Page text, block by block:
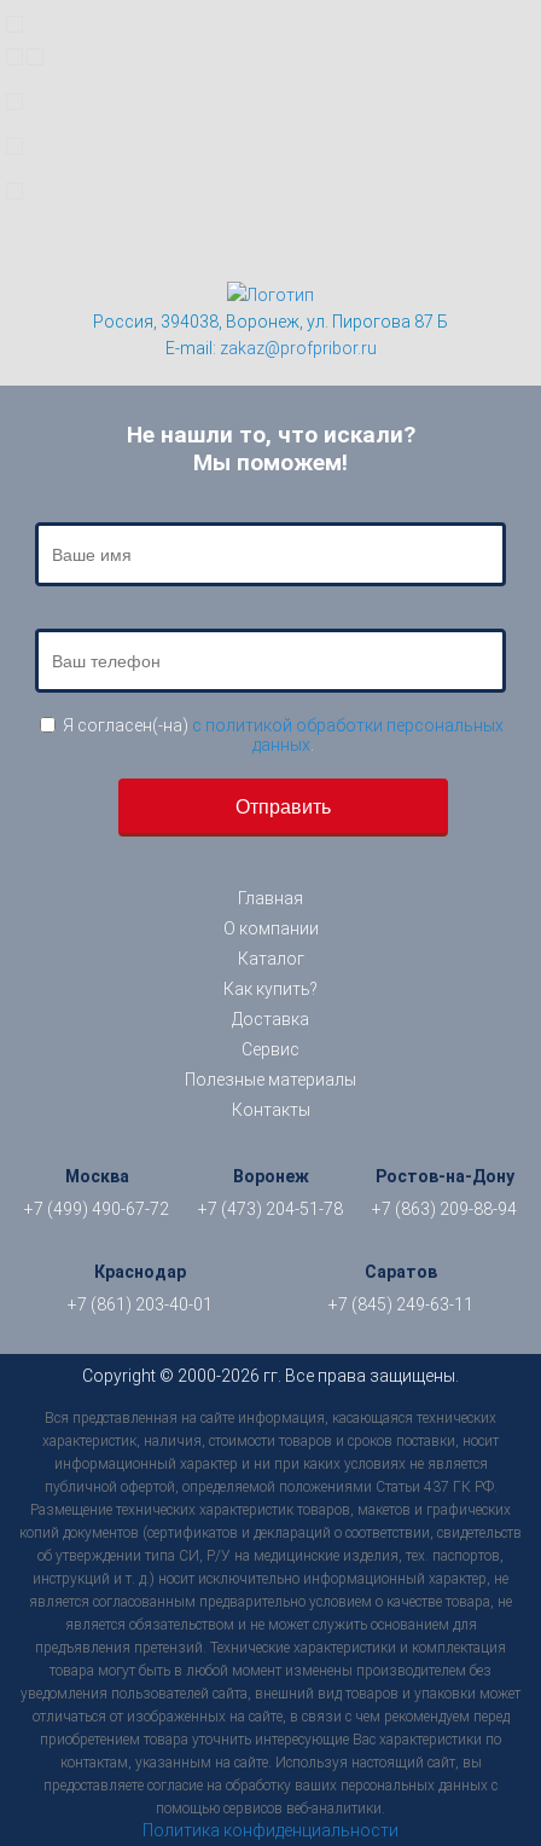
Россия, 394038, Воронеж, ул. Пирогова 87 Б
E-mail: zakaz@profpribor.ru
Не нашли то, что искали?
Мы поможем!
Я согласен(-на) с политикой обработки персональных
данных.
Главная
О компании
Каталог
Как купить?
Доставка
Сервис
Полезные материалы
Контакты
Москва
+7 (499) 490-67-72
Воронеж
+7 (473) 204-51-78
Ростов-на-Дону
+7 (863) 209-88-94
Краснодар
+7 (861) 203-40-01
Саратов
+7 (845) 249-63-11
Copyright © 2000-2026 гг. Все права защищены.
Вся представленная на сайте информация, касающаяся технических
характеристик, наличия, стоимости товаров и сроков поставки, носит
информационный характер и ни при каких условиях не является
публичной офертой, определяемой положениями Статьи 437 ГК РФ.
Размещение технических характеристик товаров, макетов и графических
копий документов (сертификатов и деклараций о соответствии, свидетельств
об утверждении типа СИ, Р/У на медицинские изделия, тех. паспортов,
инструкций и т. д.) носит исключительно информационный характер, не
является согласованным предварительно условием о качестве товара, не
является обязательством и не может служить основанием для
предъявления претензий. Технические характеристики и комплектация
товара могут быть в любой момент изменены производителем без
уведомления пользователей сайта, внешний вид товаров и упаковки может
отличаться от изображенных на сайте, в связи с чем рекомендуем перед
приобретением товара уточнить интересующие Вас характеристики по
контактам, указанным на сайте. Используя настоящий сайт, вы
предоставляете согласие на обработку ваших персональных данных с
помощью сервисов веб-аналитики.
Политика конфиденциальности